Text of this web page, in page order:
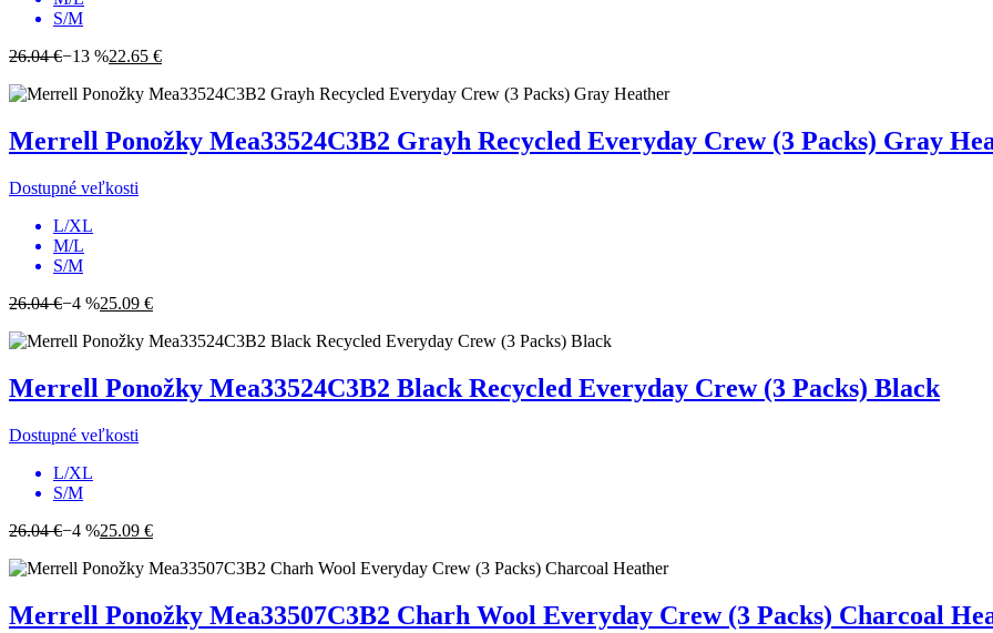
S/M
26.04 €−13 %22.65 €
Merrell Ponožky Mea33524C3B2 Grayh Recycled Everyday Crew (3 Packs) Gray
Dostupné veľkosti
L/XL
M/L
S/M
26.04 €−4 %25.09 €
Merrell Ponožky Mea33524C3B2 Black Recycled Everyday Crew (3 Packs) Black
Dostupné veľkosti
L/XL
S/M
26.04 €−4 %25.09 €
Merrell Ponožky Mea33507C3B2 Charh Wool Everyday Crew (3 Packs) Charcoal